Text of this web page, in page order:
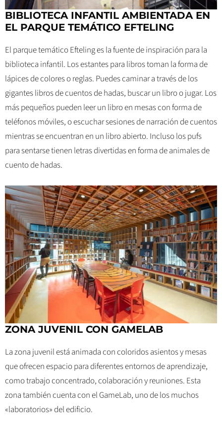
BIBLIOTECA INFANTIL AMBIENTADA EN
EL PARQUE TEMÁTICO EFTELING
El parque temático Efteling es la fuente de inspiración para la
biblioteca infantil. Los estantes para libros toman la forma de
lápices de colores o reglas. Puedes caminar a través de los
gigantes libros de cuentos de hadas, buscar un libro o jugar. Los
más pequeños pueden leer un libro en mesas con forma de
teléfonos móviles, o escuchar sesiones de narración de cuentos
mientras se encuentran en un libro abierto. Incluso los pufs
para sentarse tienen letras divertidas en forma de animales de
cuento de hadas.
ZONA JUVENIL CON GAMELAB
La zona juvenil está animada con coloridos asientos y mesas
que ofrecen espacio para diferentes entornos de aprendizaje,
como trabajo concentrado, colaboración y reuniones. Esta
zona también cuenta con el GameLab, uno de los muchos
«laboratorios» del edificio.